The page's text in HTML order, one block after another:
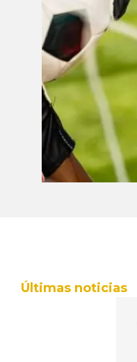
Últimas noticias